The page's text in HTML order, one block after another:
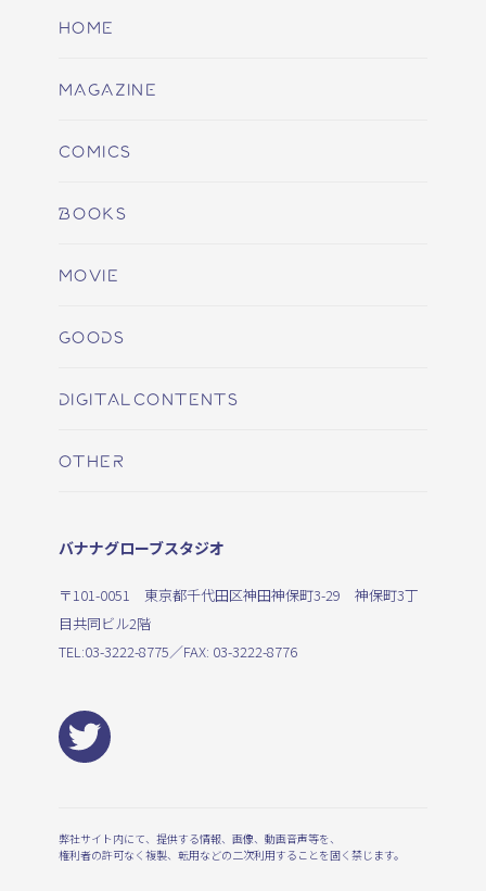
HOME
MAGAZINE
COMICS
BOOKS
MOVIE
GOODS
DIGITALCONTENTS
OTHER
バナナグローブスタジオ
〒101-0051 東京都千代田区神田神保町3-29 神保町3丁
目共同ビル2階
TEL:03-3222-8775／FAX: 03-3222-8776
弊社サイト内にて、提供する情報、画像、動画音声等を、
権利者の許可なく複製、転用などの二次利用することを固く禁じます。